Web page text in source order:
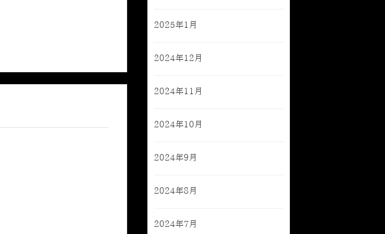
2025年1月
2024年12月
2024年11月
2024年10月
2024年9月
2024年8月
2024年7月